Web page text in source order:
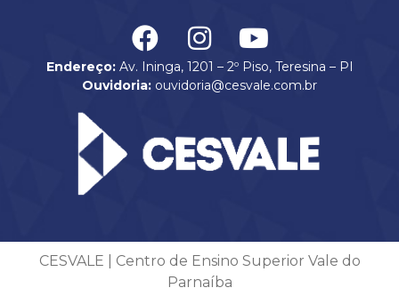
Endereço:Av. Ininga, 1201 – 2º Piso, Teresina – PI
Ouvidoria: ouvidoria@cesvale.com.br
CESVALE | Centro de Ensino Superior Vale do
Parnaíba